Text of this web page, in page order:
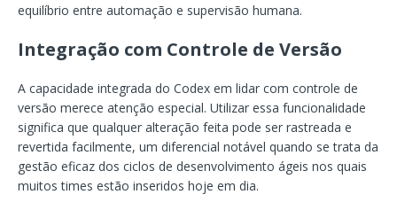
equilíbrio entre automação e supervisão humana.
Integração com Controle de Versão
A capacidade integrada do Codex em lidar com controle de
versão merece atenção especial. Utilizar essa funcionalidade
significa que qualquer alteração feita pode ser rastreada e
revertida facilmente, um diferencial notável quando se trata da
gestão eficaz dos ciclos de desenvolvimento ágeis nos quais
muitos times estão inseridos hoje em dia.